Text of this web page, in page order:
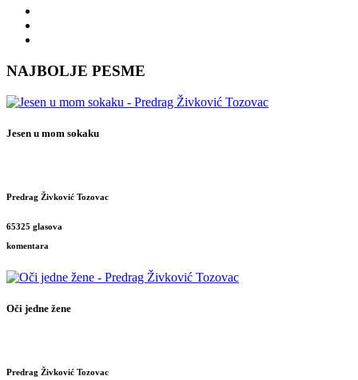
NAJBOLJE PESME
Jesen u mom sokaku
Predrag Živković Tozovac
65325 glasova
komentara
Oči jedne žene
Predrag Živković Tozovac